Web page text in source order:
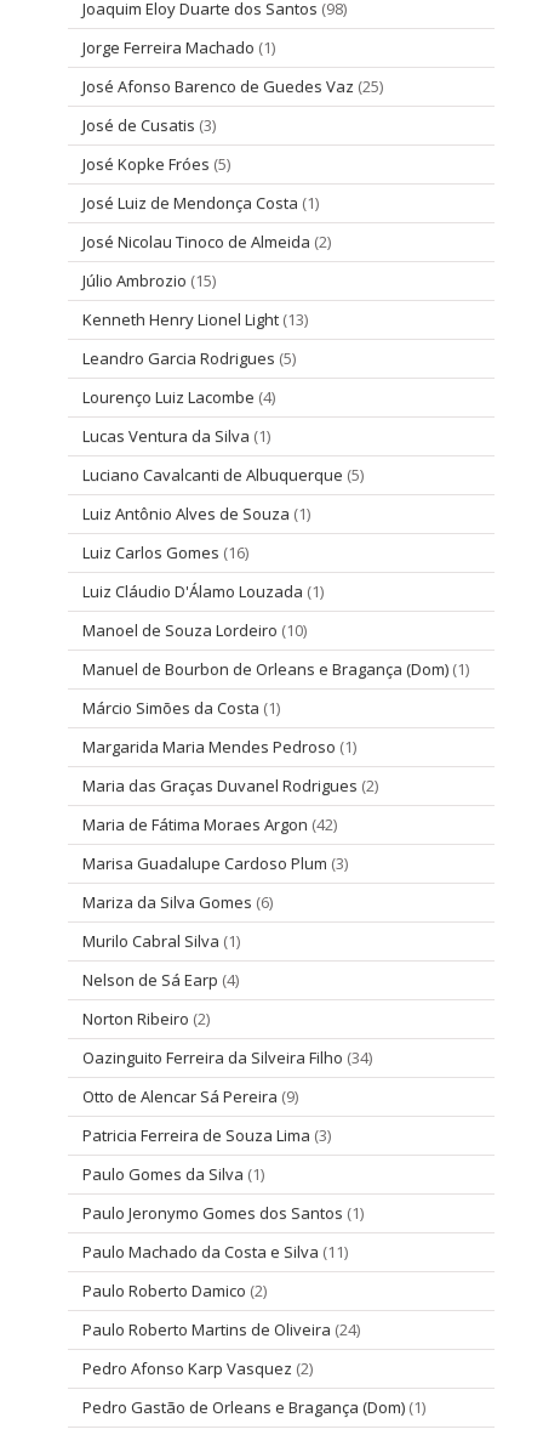
Joaquim Eloy Duarte dos Santos (98)
Jorge Ferreira Machado (1)
José Afonso Barenco de Guedes Vaz (25)
José de Cusatis (3)
José Kopke Fróes (5)
José Luiz de Mendonça Costa (1)
José Nicolau Tinoco de Almeida (2)
Júlio Ambrozio (15)
Kenneth Henry Lionel Light (13)
Leandro Garcia Rodrigues (5)
Lourenço Luiz Lacombe (4)
Lucas Ventura da Silva (1)
Luciano Cavalcanti de Albuquerque (5)
Luiz Antônio Alves de Souza (1)
Luiz Carlos Gomes (16)
Luiz Cláudio D'Álamo Louzada (1)
Manoel de Souza Lordeiro (10)
Manuel de Bourbon de Orleans e Bragança (Dom) (1)
Márcio Simões da Costa (1)
Margarida Maria Mendes Pedroso (1)
Maria das Graças Duvanel Rodrigues (2)
Maria de Fátima Moraes Argon (42)
Marisa Guadalupe Cardoso Plum (3)
Mariza da Silva Gomes (6)
Murilo Cabral Silva (1)
Nelson de Sá Earp (4)
Norton Ribeiro (2)
Oazinguito Ferreira da Silveira Filho (34)
Otto de Alencar Sá Pereira (9)
Patricia Ferreira de Souza Lima (3)
Paulo Gomes da Silva (1)
Paulo Jeronymo Gomes dos Santos (1)
Paulo Machado da Costa e Silva (11)
Paulo Roberto Damico (2)
Paulo Roberto Martins de Oliveira (24)
Pedro Afonso Karp Vasquez (2)
Pedro Gastão de Orleans e Bragança (Dom) (1)